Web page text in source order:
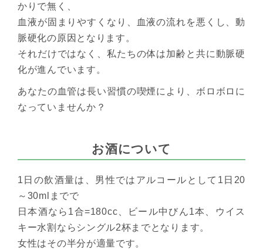
かりで無く、
血液が固まりやすくなり、血液の流れを悪くし、動
脈硬化の原因となります。
それだけではなく、私たちの体は加齢と共に動脈硬
化が進んでいます。
あなたの血管は長い習慣の喫煙により、ボロボロに
なっていませんか？
お酒について
1日の飲酒量は、男性ではアルコールとして1日20
～30mlまでで
日本酒なら1合=180cc、ビール中びん1本、ウイス
キー水割ならシングル2杯までとなります。
女性はその半分が適量です。